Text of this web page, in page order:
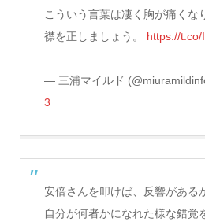
こういう言葉は凄く胸が痛くな
襟を正しましょう。 https://t.co/
— 三浦マイルド
3
安倍さんを叩けば、反響がある
自分が何者かになれた様な錯覚